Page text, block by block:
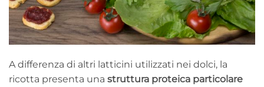
A differenza di altri latticini utilizzati nei dolci, la
ricotta presenta una struttura proteica particolare